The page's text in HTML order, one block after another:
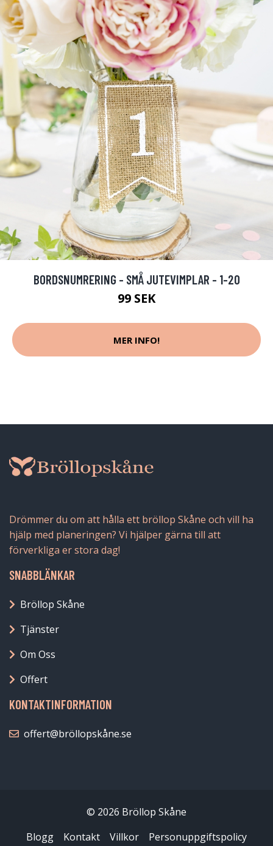
BORDSNUMRERING - SMÅ JUTEVIMPLAR - 1-20
99 SEK
MER INFO!
Drömmer du om att hålla ett bröllop Skåne och vill ha
hjälp med planeringen? Vi hjälper gärna till att
förverkliga er stora dag!
SNABBLÄNKAR
Bröllop Skåne
Tjänster
Om Oss
Offert
KONTAKTINFORMATION
offert@bröllopskåne.se
© 2026 Bröllop Skåne
Blogg
Kontakt Villkor
Personuppgiftspolicy